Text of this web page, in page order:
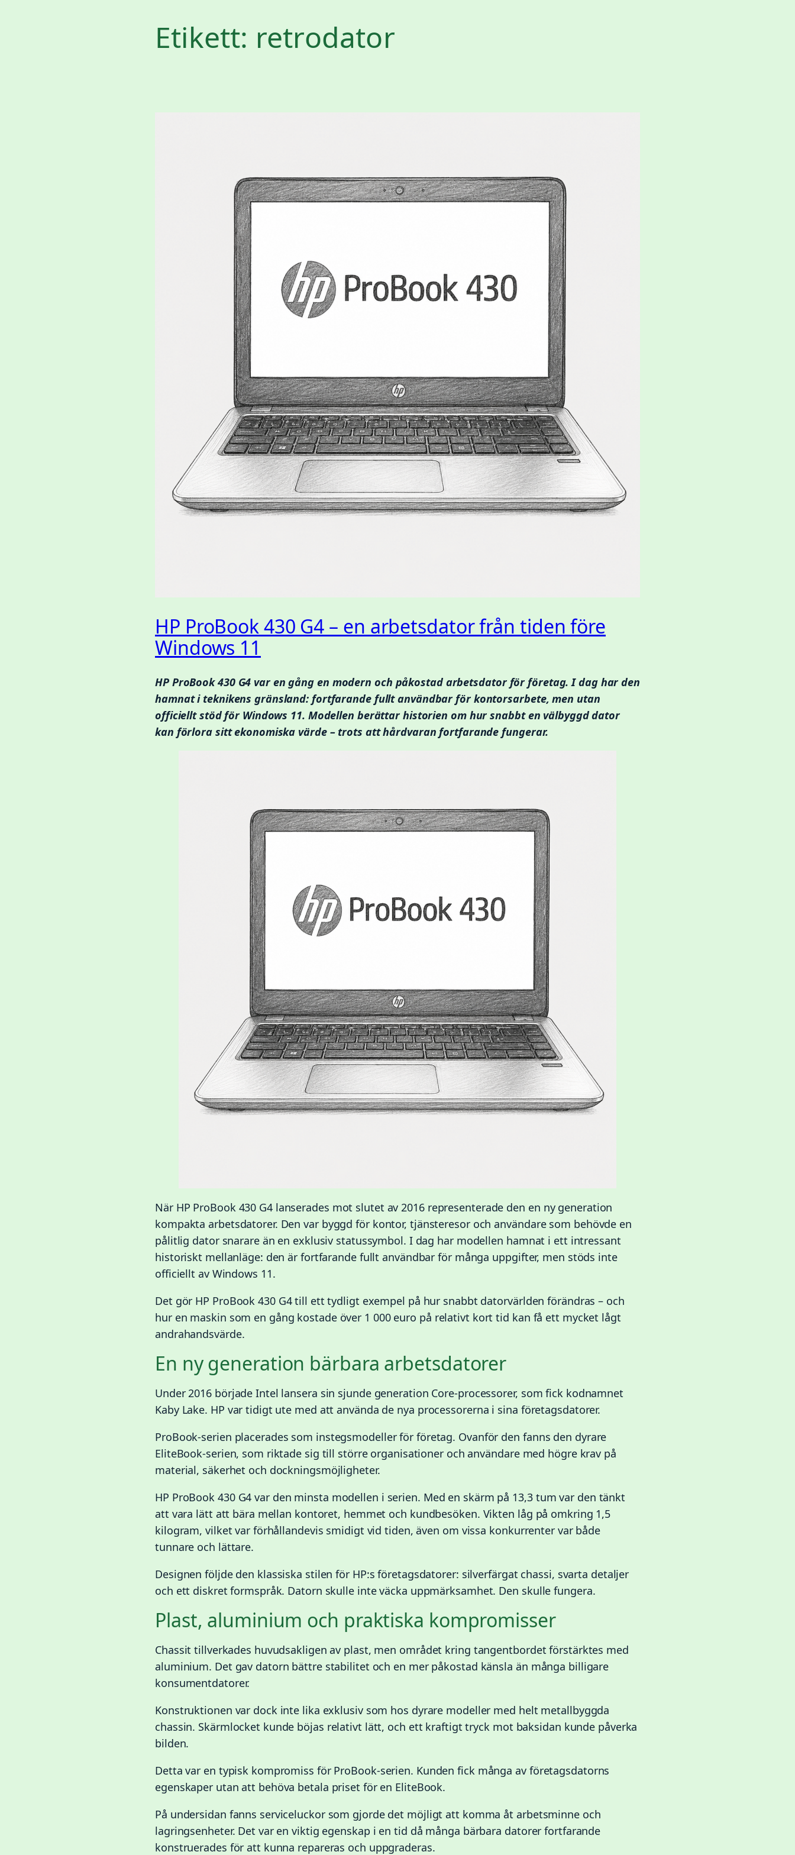
Etikett: retrodator
HP ProBook 430 G4 – en arbetsdator från tiden före
Windows 11
HP ProBook 430 G4 var en gång en modern och påkostad arbetsdator för företag. I dag har den
hamnat i teknikens gränsland: fortfarande fullt användbar för kontorsarbete, men utan
officiellt stöd för Windows 11. Modellen berättar historien om hur snabbt en välbyggd dator
kan förlora sitt ekonomiska värde – trots att hårdvaran fortfarande fungerar.
När HP ProBook 430 G4 lanserades mot slutet av 2016 representerade den en ny generation
kompakta arbetsdatorer. Den var byggd för kontor, tjänsteresor och användare som behövde en
pålitlig dator snarare än en exklusiv statussymbol. I dag har modellen hamnat i ett intressant
historiskt mellanläge: den är fortfarande fullt användbar för många uppgifter, men stöds inte
officiellt av Windows 11.
Det gör HP ProBook 430 G4 till ett tydligt exempel på hur snabbt datorvärlden förändras – och
hur en maskin som en gång kostade över 1 000 euro på relativt kort tid kan få ett mycket lågt
andrahandsvärde.
En ny generation bärbara arbetsdatorer
Under 2016 började Intel lansera sin sjunde generation Core-processorer, som fick kodnamnet
Kaby Lake. HP var tidigt ute med att använda de nya processorerna i sina företagsdatorer.
ProBook-serien placerades som instegsmodeller för företag. Ovanför den fanns den dyrare
EliteBook-serien, som riktade sig till större organisationer och användare med högre krav på
material, säkerhet och dockningsmöjligheter.
HP ProBook 430 G4 var den minsta modellen i serien. Med en skärm på 13,3 tum var den tänkt
att vara lätt att bära mellan kontoret, hemmet och kundbesöken. Vikten låg på omkring 1,5
kilogram, vilket var förhållandevis smidigt vid tiden, även om vissa konkurrenter var både
tunnare och lättare.
Designen följde den klassiska stilen för HP:s företagsdatorer: silverfärgat chassi, svarta detaljer
och ett diskret formspråk. Datorn skulle inte väcka uppmärksamhet. Den skulle fungera.
Plast, aluminium och praktiska kompromisser
Chassit tillverkades huvudsakligen av plast, men området kring tangentbordet förstärktes med
aluminium. Det gav datorn bättre stabilitet och en mer påkostad känsla än många billigare
konsumentdatorer.
Konstruktionen var dock inte lika exklusiv som hos dyrare modeller med helt metallbyggda
chassin. Skärmlocket kunde böjas relativt lätt, och ett kraftigt tryck mot baksidan kunde påverka
bilden.
Detta var en typisk kompromiss för ProBook-serien. Kunden fick många av företagsdatorns
egenskaper utan att behöva betala priset för en EliteBook.
På undersidan fanns serviceluckor som gjorde det möjligt att komma åt arbetsminne och
lagringsenheter. Det var en viktig egenskap i en tid då många bärbara datorer fortfarande
konstruerades för att kunna repareras och uppgraderas.